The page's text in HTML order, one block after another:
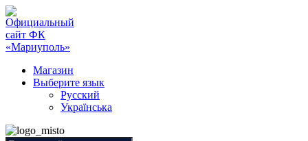
Магазин
Выберите язык
Русский
Українська